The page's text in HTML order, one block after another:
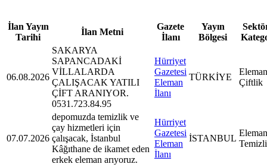
İlan Yayın
Tarihi
İlan Metni
Gazete
İlanı
Yayın
Bölgesi
06.08.2026
SAKARYA
SAPANCADAKİ
VİLLALARDA
ÇALIŞACAK YATILI
ÇİFT ARANIYOR.
0531.723.84.95
Hürriyet
Gazetesi
Eleman
İlanı
TÜRKİYE
Çiftlik
07.07.2026
depomuzda temizlik ve
çay hizmetleri için
çalışacak, İstanbul
Kâğıthane de ikamet eden
erkek eleman arıyoruz.
Hürriyet
Gazetesi
Eleman
İlanı
İSTANBUL